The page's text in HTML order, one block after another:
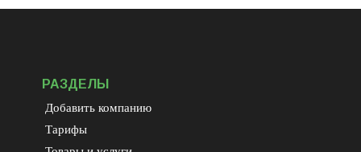
РАЗДЕЛЫ
Добавить компанию
Тарифы